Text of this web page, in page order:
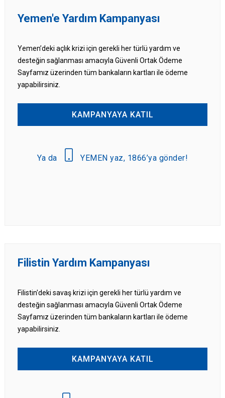
Yemen'e Yardım Kampanyası
Yemen’deki açlık krizi için gerekli her türlü yardım ve
desteğin sağlanması amacıyla Güvenli Ortak Ödeme
Sayfamız üzerinden tüm bankaların kartları ile ödeme
yapabilirsiniz.
KAMPANYAYA KATIL
Ya da YEMEN yaz, 1866’ya gönder!
Filistin Yardım Kampanyası
Filistin'deki savaş krizi için gerekli her türlü yardım ve
desteğin sağlanması amacıyla Güvenli Ortak Ödeme
Sayfamız üzerinden tüm bankaların kartları ile ödeme
yapabilirsiniz.
KAMPANYAYA KATIL